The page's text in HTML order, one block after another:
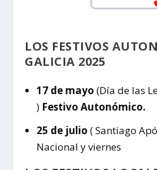
LOS FESTIVOS
GALICIA 2025
17 de mayo (Día de las
) Festivo Autonómico.
25 de julio ( Santiago
Nacional y viernes